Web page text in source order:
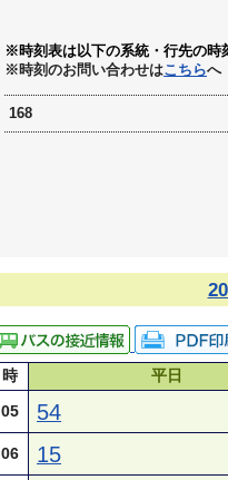
※時刻表は以下の系統・行先の時
※時刻のお問い合わせはこちらへ
168
時 平日
05
54
06 15